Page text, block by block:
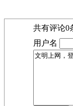
共有评论0
用户名